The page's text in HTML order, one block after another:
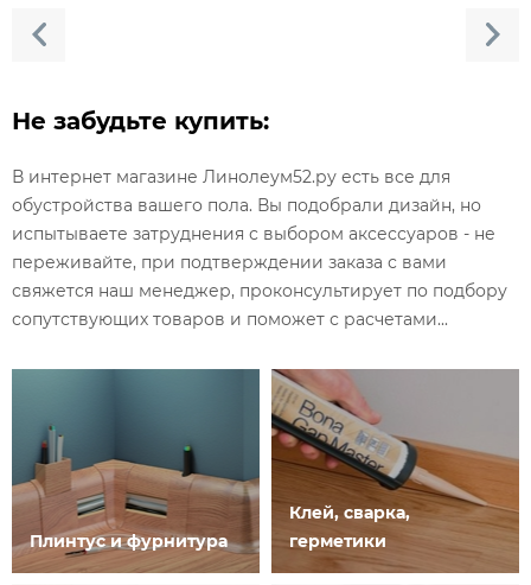
Не забудьте купить:
В интернет магазине Линолеум52.ру есть все для
обустройства вашего пола. Вы подобрали дизайн, но
испытываете затруднения с выбором аксессуаров - не
переживайте, при подтверждении заказа с вами
свяжется наш менеджер, проконсультирует по подбору
сопутствующих товаров и поможет с расчетами...
Плинтус и фурнитура
Клей, сварка,
герметики